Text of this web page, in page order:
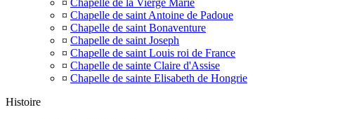
¤ Chapelle de la Vierge Marie
¤ Chapelle de saint Antoine de Padoue
¤ Chapelle de saint Bonaventure
¤ Chapelle de saint Joseph
¤ Chapelle de saint Louis roi de France
¤ Chapelle de sainte Claire d'Assise
¤ Chapelle de sainte Elisabeth de Hongrie
Histoire